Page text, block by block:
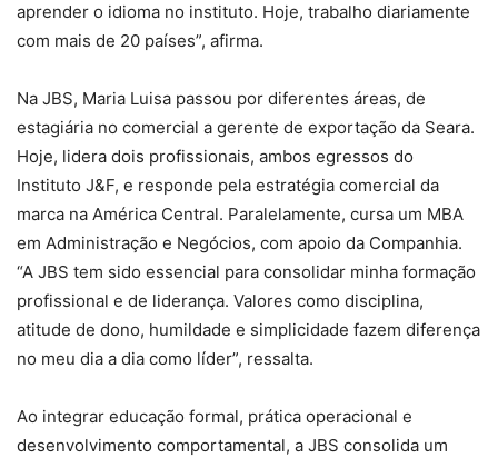
aprender o idioma no instituto. Hoje, trabalho diariamente
com mais de 20 países”, afirma.
Na JBS, Maria Luisa passou por diferentes áreas, de
estagiária no comercial a gerente de exportação da Seara.
Hoje, lidera dois profissionais, ambos egressos do
Instituto J&F, e responde pela estratégia comercial da
marca na América Central. Paralelamente, cursa um MBA
em Administração e Negócios, com apoio da Companhia.
“A JBS tem sido essencial para consolidar minha formação
profissional e de liderança. Valores como disciplina,
atitude de dono, humildade e simplicidade fazem diferença
no meu dia a dia como líder”, ressalta.
Ao integrar educação formal, prática operacional e
desenvolvimento comportamental, a JBS consolida um